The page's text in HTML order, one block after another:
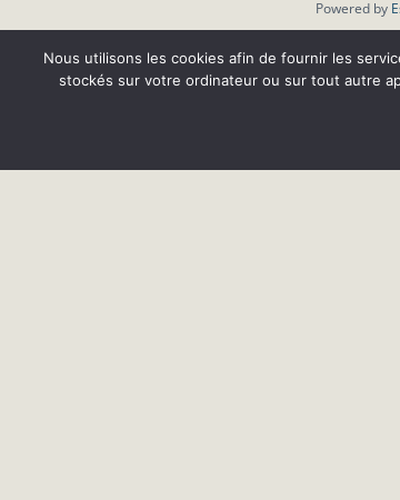
Powered by
Nous utilisons les cookies afin de fournir les
stockés sur votre ordinateur ou sur tout autre